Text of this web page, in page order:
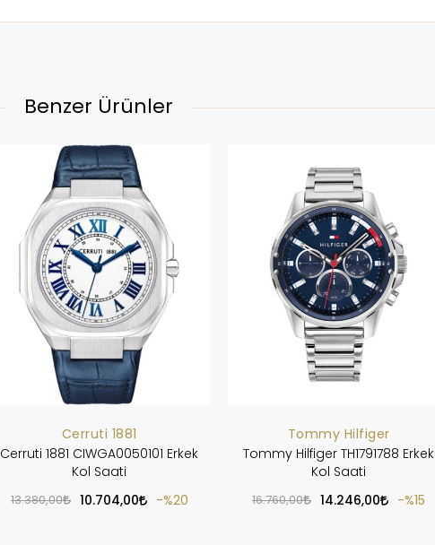
Benzer Ürünler
Cerruti 1881
Cerruti 1881 CIWGA0050101 Erkek
Kol Saati
13.380,00 10.704,00 %20
Tommy Hilfiger
Tommy Hilfiger TH1791788 Erkek
Kol Saati
16.760,00 14.246,00 %15